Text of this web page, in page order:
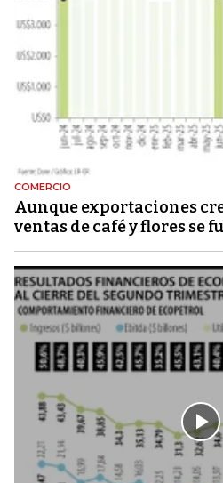
COMERCIO
Aunque exportaciones
ventas de café y flores se